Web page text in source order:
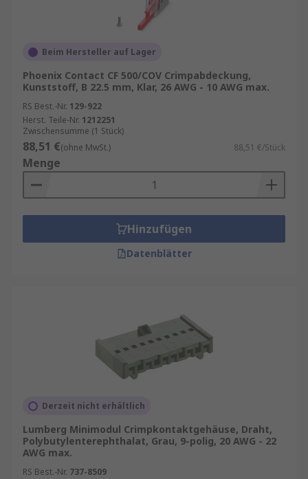
Beim Hersteller auf Lager
Phoenix Contact CF 500/COV Crimpabdeckung,
Kunststoff, B 22.5 mm, Klar, 26 AWG - 10 AWG max.
RS Best.-Nr. 129-922
Herst. Teile-Nr. 1212251
Zwischensumme (1 Stück)
88,51 €(ohne MwSt.) 88,51 €/Stück
Menge
Hinzufügen
Datenblätter
Derzeit nicht erhältlich
Lumberg Minimodul Crimpkontaktgehäuse, Draht,
Polybutylenterephthalat, Grau, 9-polig, 20 AWG - 22
AWG max.
RS Best.-Nr. 737-8509